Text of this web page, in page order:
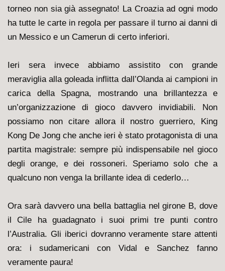
torneo non sia già assegnato! La Croazia ad ogni modo
ha tutte le carte in regola per passare il turno ai danni di
un Messico e un Camerun di certo inferiori.
Ieri sera invece abbiamo assistito con grande
meraviglia alla goleada inflitta dall’Olanda ai campioni in
carica della Spagna, mostrando una brillantezza e
un’organizzazione di gioco davvero invidiabili. Non
possiamo non citare allora il nostro guerriero, King
Kong De Jong che anche ieri è stato protagonista di una
partita magistrale: sempre più indispensabile nel gioco
degli orange, e dei rossoneri. Speriamo solo che a
qualcuno non venga la brillante idea di cederlo…
Ora sarà davvero una bella battaglia nel girone B, dove
il Cile ha guadagnato i suoi primi tre punti contro
l’Australia. Gli iberici dovranno veramente stare attenti
ora: i sudamericani con Vidal e Sanchez fanno
veramente paura!